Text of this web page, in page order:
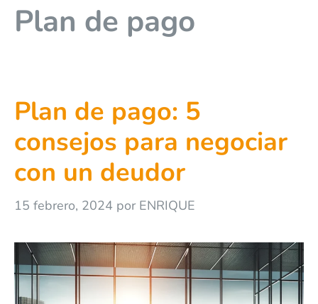
Plan de pago
Plan de pago: 5
consejos para negociar
con un deudor
15 febrero, 2024 por ENRIQUE